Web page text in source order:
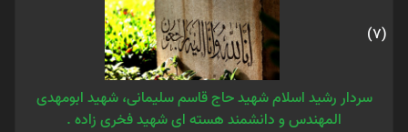
(7)
سردار رشید اسلام شهید حاج قاسم سلیمانی، شهید ابومهدی
المهندس و دانشمند هسته ای شهید فخری زاده .